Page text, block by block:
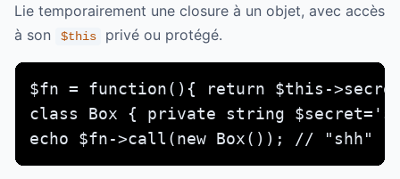
Lie temporairement une closure à un objet, avec accès
à son
$this privé ou protégé.
$fn = function(){ return $this-
class Box { private string
echo $fn->call(new Box()); // "shh"